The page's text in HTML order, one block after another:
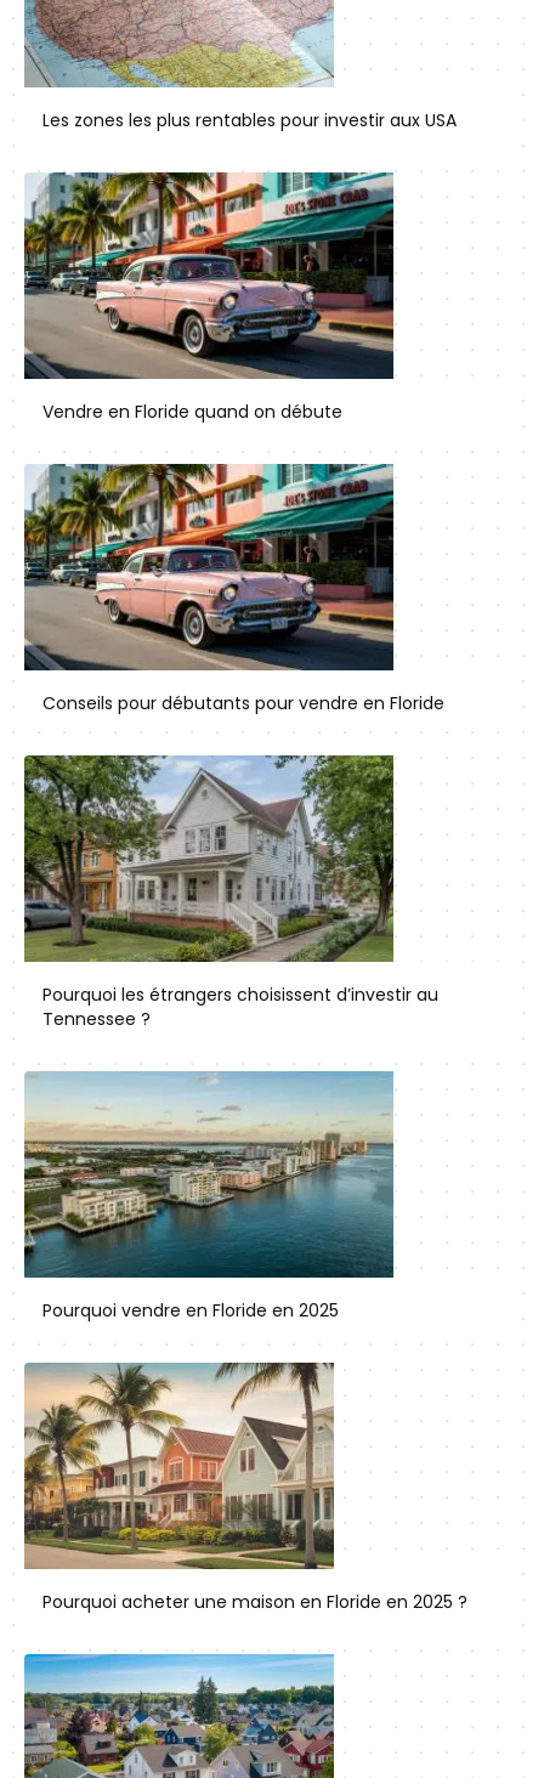
Les zones les plus rentables pour investir aux USA
Vendre en Floride quand on débute
Conseils pour débutants pour vendre en Floride
Pourquoi les étrangers choisissent d’investir au
Tennessee ?
Pourquoi vendre en Floride en 2025
Pourquoi acheter une maison en Floride en 2025 ?